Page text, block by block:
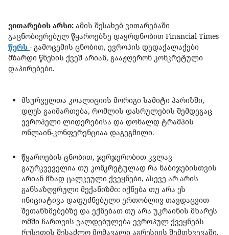
ვითარების არსი: ამის შესახებ ვითარებაში
გაცნობიერებულ წყაროებზე დაყრდნობით Financial Times
წერს - გამოცემის ცნობით, ევროპის დედაქალაქები
მზარდი წნეხის ქვეშ არიან, გააჟღერონ კონკრეტული
დაპირებები.
მსურველთა კოალიციის მორიგი სამიტი პარიზში,
დღეს გაიმართება, რომლის დასრულების შემდეგაც
ევროპელი ლიდერებისა და დონალდ ტრამპის
ონლაინ-კონფერენციაა დაგეგმილი.
წყაროების ცნობით, ჯერჯერობით კვლავ
გაურკვეველია თუ კონკრეტულად რა ნაბიჯებისთვის
არიან მზად ცალკეული ქვეყნები, ასევე არ არის
განსაზღვრული მექანიზმი: იქნება თუ არა ეს
ინიციატივა დაფუძნებული ერთობლივ თავდაცვით
შეთანხმებებზე და ექნებათ თუ არა უკრაინის მხარეს
ომში ჩართვის ვალდებულება ევროპულ ქვეყნებს
რუსეთის შესაძლო მომავალი აგრესიის შემთხვევაში.